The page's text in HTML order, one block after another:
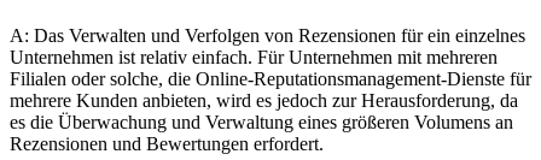
A: Das Verwalten und Verfolgen von Rezensionen für ein einzelnes
Unternehmen ist relativ einfach. Für Unternehmen mit mehreren
Filialen oder solche, die Online-Reputationsmanagement-Dienste für
mehrere Kunden anbieten, wird es jedoch zur Herausforderung, da
es die Überwachung und Verwaltung eines größeren Volumens an
Rezensionen und Bewertungen erfordert.